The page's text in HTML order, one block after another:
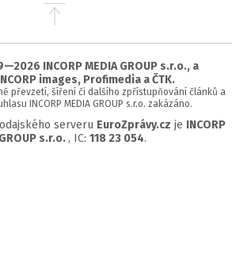
Přejít
stránky
INCORP MEDIA GROUP s.r.o., a
images, Profimedia a ČTK.
převzetí, šíření či dalšího zpřístupňování článků a
INCORP MEDIA GROUP s.r.o. zakázáno.
serveru EuroZprávy.cz je INCORP
s.r.o. , IC: 118 23 054.